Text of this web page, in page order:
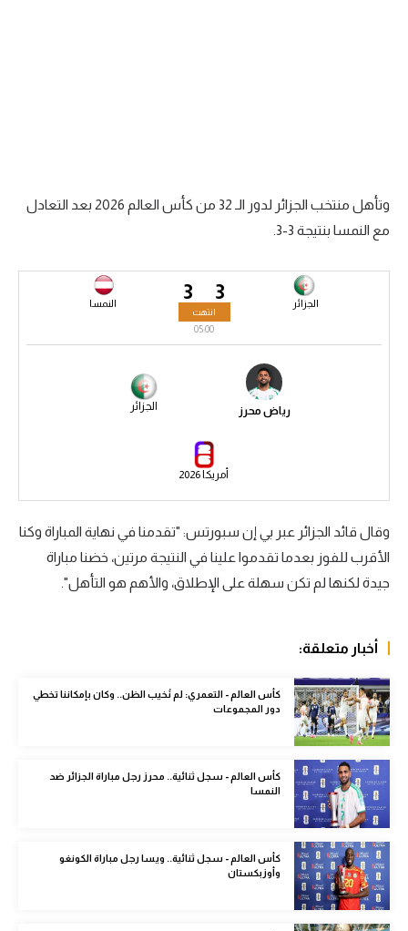
سعودي في الجول
الدوري الإنجليزي
الدوري الإسباني
كرة سلة
كرة يد
رياضة نسائية
آسيا
أمريكا
ركن الألعاب
أقسام خاصة
Gamers
وتأهل منتخب الجزائر لدور الـ 32 من كأس العالم 2026 بعد التعادل
مع النمسا بنتيجة 3-3.
3 الجزائر 3 النمسا
انتهت
05:00
رياض محرز الجزائر
أمريكا 2026
وقال قائد الجزائر عبر بي إن سبورتس: "تقدمنا في نهاية المباراة وكنا
الأقرب للفوز بعدما تقدموا علينا في النتيجة مرتين، خضنا مباراة
جيدة لكنها لم تكن سهلة على الإطلاق، والأهم هو التأهل".
أخبار متعلقة:
كأس العالم - التعمري: لم نُخيب الظن.. وكان بإمكاننا تخطي
دور المجموعات
كأس العالم - سجل ثنائية.. محرز رجل مباراة الجزائر ضد
النمسا
كأس العالم - سجل ثنائية.. ويسا رجل مباراة الكونغو
وأوزبكستان